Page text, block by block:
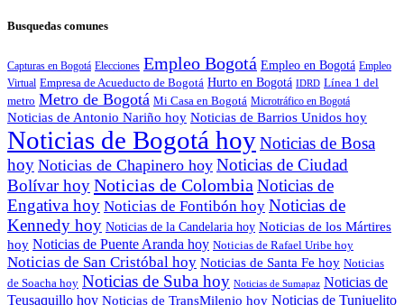
Busquedas comunes
Capturas en Bogotá Elecciones Empleo Bogotá Empleo en Bogotá Empleo
Virtual Empresa de Acueducto de Bogotá Hurto en Bogotá IDRD Línea 1 del
metro Metro de Bogotá Mi Casa en Bogotá Microtráfico en Bogotá
Noticias de Antonio Nariño hoy Noticias de Barrios Unidos hoy
Noticias de Bogotá hoyNoticias de Bosa
hoy Noticias de Chapinero hoy Noticias de Ciudad
Bolívar hoyNoticias de Colombia Noticias de
Engativa hoy Noticias de Fontibón hoy Noticias de
Kennedy hoy Noticias de la Candelaria hoy Noticias de los Mártires
hoy Noticias de Puente Aranda hoy Noticias de Rafael Uribe hoy
Noticias de San Cristóbal hoy Noticias de Santa Fe hoy Noticias
de Soacha hoy Noticias de Suba hoy Noticias de Sumapaz Noticias de
Teusaquillo hoy Noticias de TransMilenio hoy Noticias de Tunjuelito